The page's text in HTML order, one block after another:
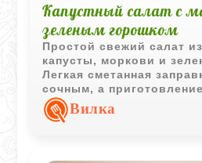
Капустный салат с
зеленым горошком
Простой свежий салат
капусты, моркови и
Легкая сметанная
сочным, а
несколько минут.
Вилка